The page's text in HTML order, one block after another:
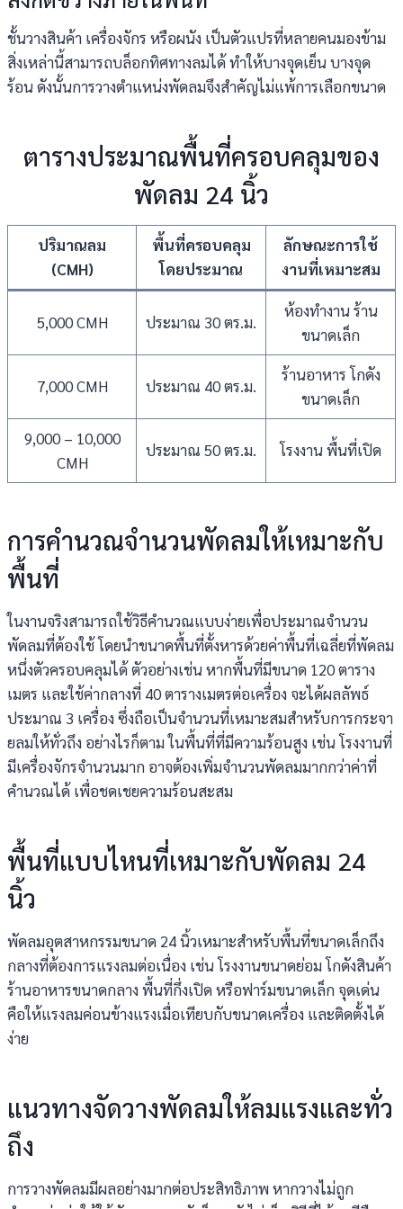
ชั้นวางสินค้า เครื่องจักร หรือผนัง เป็นตัวแปรที่หลายคนมองข้าม
สิ่งเหล่านี้สามารถบล็อกทิศทางลมได้ ทำให้บางจุดเย็น บางจุด
ร้อน ดังนั้นการวางตำแหน่งพัดลมจึงสำคัญไม่แพ้การเลือกขนาด
ตารางประมาณพื้นที่ครอบคลุมของ
พัดลม 24 นิ้ว
ปริมาณลม
(CMH)
พื้นที่ครอบคลุม
โดยประมาณ
ลักษณะการใช้
งานที่เหมาะสม
5,000 CMH ประมาณ 30 ตร.ม.
ห้องทำงาน ร้าน
ขนาดเล็ก
7,000 CMH ประมาณ 40 ตร.ม.
ร้านอาหาร โกดัง
ขนาดเล็ก
9,000 – 10,000
CMH
ประมาณ 50 ตร.ม. โรงงาน พื้นที่เปิด
การคำนวณจำนวนพัดลมให้เหมาะกับ
พื้นที่
ในงานจริงสามารถใช้วิธีคำนวณแบบง่ายเพื่อประมาณจำนวน
พัดลมที่ต้องใช้ โดยนำขนาดพื้นที่ตั้งหารด้วยค่าพื้นที่เฉลี่ยที่พัดลม
หนึ่งตัวครอบคลุมได้ ตัวอย่างเช่น หากพื้นที่มีขนาด 120 ตาราง
เมตร และใช้ค่ากลางที่ 40 ตารางเมตรต่อเครื่อง จะได้ผลลัพธ์
ประมาณ 3 เครื่อง ซึ่งถือเป็นจำนวนที่เหมาะสมสำหรับการกระจา
ยลมให้ทั่วถึง อย่างไรก็ตาม ในพื้นที่ที่มีความร้อนสูง เช่น โรงงานที่
มีเครื่องจักรจำนวนมาก อาจต้องเพิ่มจำนวนพัดลมมากกว่าค่าที่
คำนวณได้ เพื่อชดเชยความร้อนสะสม
พื้นที่แบบไหนที่เหมาะกับพัดลม 24
นิ้ว
พัดลมอุตสาหกรรมขนาด 24 นิ้วเหมาะสำหรับพื้นที่ขนาดเล็กถึง
กลางที่ต้องการแรงลมต่อเนื่อง เช่น โรงงานขนาดย่อม โกดังสินค้า
ร้านอาหารขนาดกลาง พื้นที่กึ่งเปิด หรือฟาร์มขนาดเล็ก จุดเด่น
คือให้แรงลมค่อนข้างแรงเมื่อเทียบกับขนาดเครื่อง และติดตั้งได้
ง่าย
แนวทางจัดวางพัดลมให้ลมแรงและทั่ว
ถึง
การวางพัดลมมีผลอย่างมากต่อประสิทธิภาพ หากวางไม่ถูก